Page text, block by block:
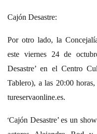
Cajón Desastre:
Por otro lado, la
este viernes 24 de
Desastre’ en el Centro
Tablero), a las 20:00
tureservaonline.es.
‘Cajón Desastre’ es un